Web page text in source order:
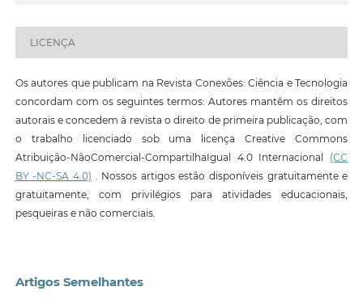
LICENÇA
Os autores que publicam na Revista Conexões: Ciência e Tecnologia
concordam com os seguintes termos: Autores mantêm os direitos
autorais e concedem à revista o direito de primeira publicação, com
o trabalho licenciado sob uma licença Creative Commons
Atribuição-NãoComercial-CompartilhaIgual 4.0 Internacional (CC
BY -NC-SA 4.0) . Nossos artigos estão disponíveis gratuitamente e
gratuitamente, com privilégios para atividades educacionais,
pesqueiras e não comerciais.
Artigos Semelhantes